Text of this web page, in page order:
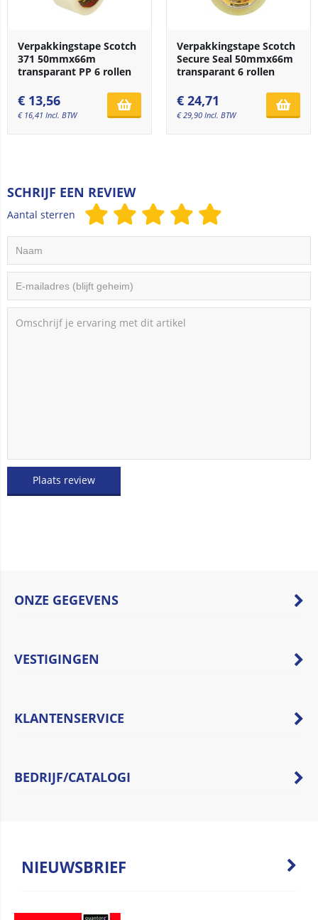
Verpakkingstape Scotch
371 50mmx66m
transparant PP 6 rollen
€ 13,56
€ 16,41 Incl. BTW
Verpakkingstape Scotch
Secure Seal 50mmx66m
transparant 6 rollen
€ 24,71
€29,90 Incl. BTW
SCHRIJF EEN REVIEW
Aantal sterren
Plaats review
ONZE GEGEVENS
VESTIGINGEN
KLANTENSERVICE
BEDRIJF/CATALOGI
NIEUWSBRIEF